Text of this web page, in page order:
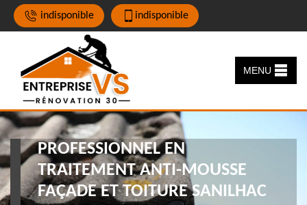
indisponible indisponible
MENU
PROFESSIONNEL EN
TRAITEMENT ANTI-MOUSSE
FAÇADE ET TOITURE SANILHAC